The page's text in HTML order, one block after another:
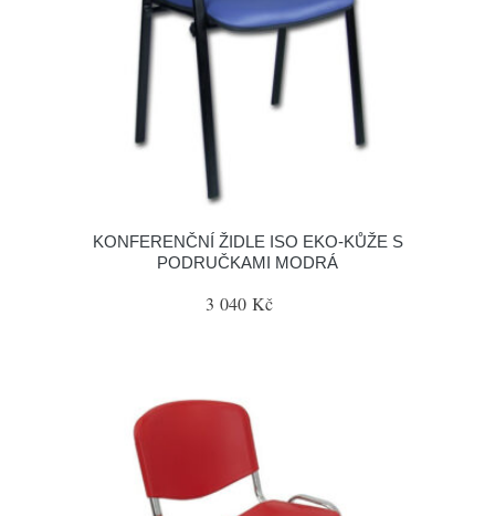
KONFERENČNÍ ŽIDLE ISO EKO-KŮŽE S
PODRUČKAMI MODRÁ
3 040 Kč